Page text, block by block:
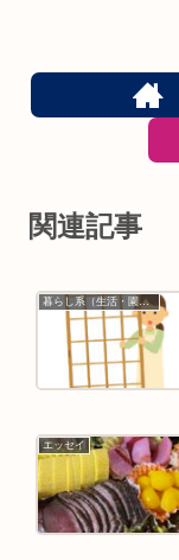
関連記事
暮らし系（生活・園芸など）
エッセイ